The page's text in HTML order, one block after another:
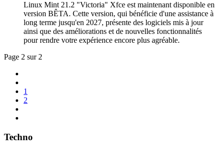
Linux Mint 21.2 "Victoria" Xfce est maintenant disponible en
version BÊTA. Cette version, qui bénéficie d'une assistance à
long terme jusqu'en 2027, présente des logiciels mis à jour
ainsi que des améliorations et de nouvelles fonctionnalités
pour rendre votre expérience encore plus agréable.
Page 2 sur 2
1
2
Techno